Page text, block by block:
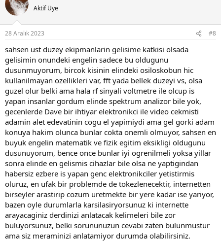
Aktif Üye
28 Aralık 2023 #8
sahsen ust duzey ekipmanlarin gelisime katkisi olsada
gelisimin onundeki engelin sadece bu oldugunu
dusunmuyorum, bircok kisinin elindeki osiloskobun hic
kullanilmayan ozellikleri var, fft yada bellek duzeyi vs, olsa
guzel olur belki ama hala rf sinyali voltmetre ile olcup is
yapan insanlar gordum elinde spektrum analizor bile yok,
gecenlerde Dave bir ihtiyar elektronikci ile video cekmisti
adamin alet edevatinin cogu el yapimiydi ama gel gorki adam
konuya hakim olunca bunlar cokta onemli olmuyor, sahsen en
buyuk engelin matematik ve fizik egitim eksikligi oldugunu
dusunuyorum, bence once bunlar iyi ogrenilmeli yoksa yillar
sonra elinde en gelismis cihazlar bile olsa ne yaptigindan
habersiz ezbere is yapan genc elektronikciler yetistirmis
oluruz, en ufak bir problemde de tokezlenecektir, internetten
birseyler arastirip cozum uretmekte bir yere kadar ise yariyor,
bazen oyle durumlarla karsilasiryorsunuz ki internette
arayacaginiz derdinizi anlatacak kelimeleri bile zor
buluyorsunuz, belki sorununuzun cevabi zaten bulunmustur
ama siz meraminizi anlatamiyor durumda olabilirsiniz.